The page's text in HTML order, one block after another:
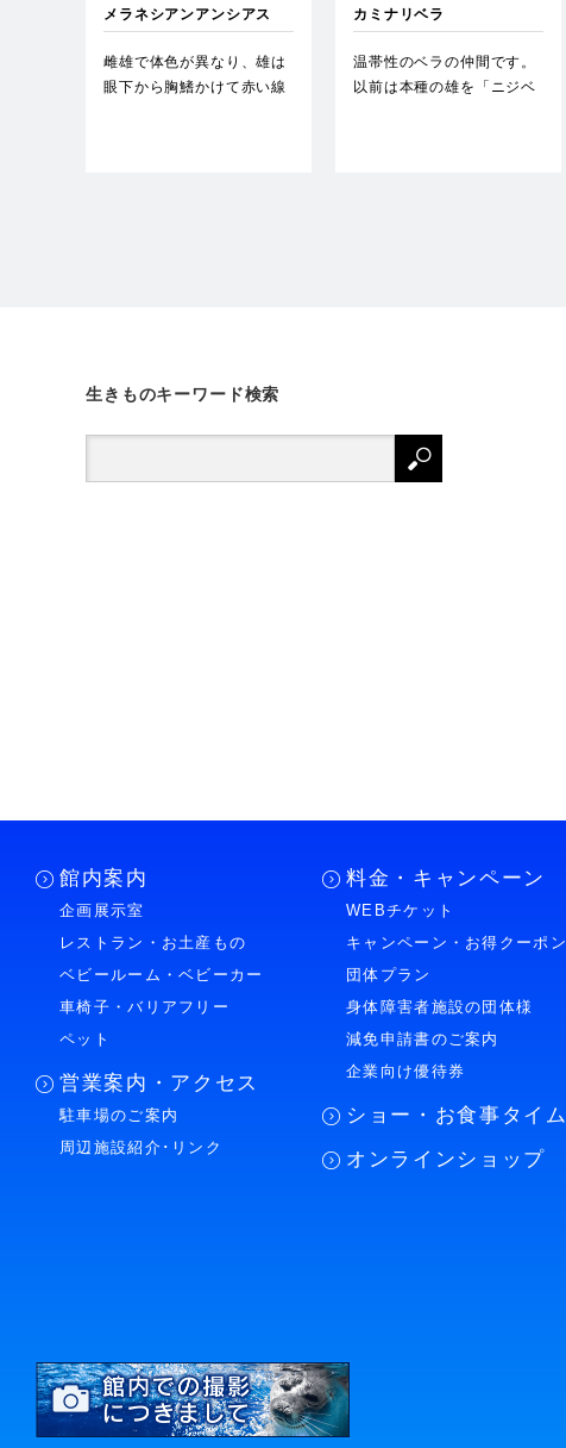
メラネシアンアンシアス
雌雄で体色が異なり、雄は
眼下から胸鰭かけて赤い線
カミナリベラ
温帯性のベラの仲間です。
以前は本種の雄を「ニジベ
生きものキーワード検索
館内案内
企画展示室
レストラン・お土産もの
ベビールーム・ベビーカー
車椅子・バリアフリー
ペット
営業案内・アクセス
駐車場のご案内
周辺施設紹介･リンク
料金・キャンペーン
WEBチケット
キャンペーン・お得クーポン
団体プラン
身体障害者施設の団体様
減免申請書のご案内
企業向け優待券
ショー・お食事タイム
オンラインショップ